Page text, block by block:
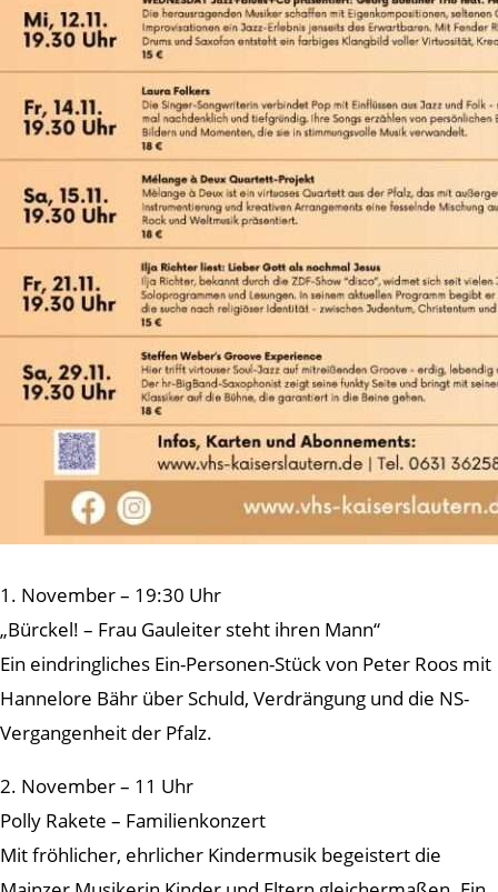
1. November – 19:30 Uhr
„Bürckel! – Frau Gauleiter steht ihren Mann“
Ein eindringliches Ein-Personen-Stück von Peter Roos mit
Hannelore Bähr über Schuld, Verdrängung und die NS-
Vergangenheit der Pfalz.
2. November – 11 Uhr
Polly Rakete – Familienkonzert
Mit fröhlicher, ehrlicher Kindermusik begeistert die